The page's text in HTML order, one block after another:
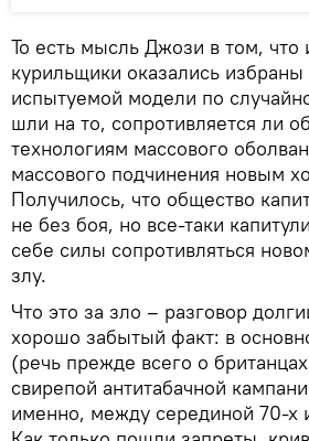
То есть мысль Джози в том, что
курильщики оказались избраны
испытуемой модели по
шли на то, сопротивляется ли
технологиям массового
массового подчинения новым
Получилось, что общество
не без боя, но все-таки
себе силы сопротивляться
злу.
Что это за зло – разговор
хорошо забытый факт: в
(речь прежде всего о
свирепой антитабачной
именно, между серединой 70-х